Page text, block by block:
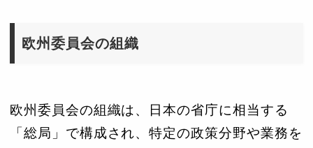
欧州委員会の組織
欧州委員会の組織は、日本の省庁に相当する
「総局」で構成され、特定の政策分野や業務を